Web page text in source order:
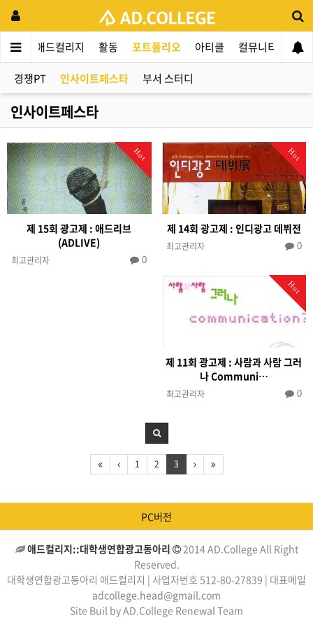
애드컬리지 활동 포트폴리오 아티클 컬뮤니티 애
경쟁PT 인사이트페스타 부서 스터디
인사이트페스타
Hot
제 15회 광고제 : 애드리브
(ADLIVE)
최고관리자 0
Hot
제 14회 광고제 : 인디광고 데뷔전
최고관리자 0
Hot
제 11회 광고제 : 사람과 사람 그러
나 Communi…
최고관리자 0
1 2 3
PC버전
애드컬리지::대학생연합광고동아리
2014 AD.College All Right
Reserved.
대학생연합광고동아리 애드컬리지 | 사업자번호 512-80-27839 | 대표메일
adcollege.head@gmail.com
Site Buil by AD.College Renewal Team